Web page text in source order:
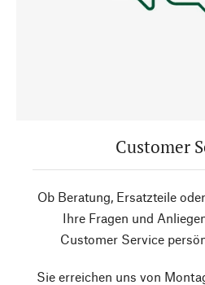
Customer
Ob Beratung, Ersatzteile
Ihre Fragen und
Customer Service
Sie erreichen uns von